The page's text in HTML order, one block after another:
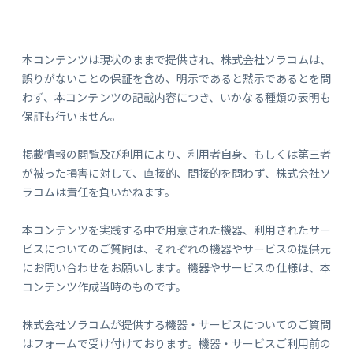
本コンテンツは現状のままで提供され、株式会社ソラコムは、
誤りがないことの保証を含め、明示であると黙示であるとを問
わず、本コンテンツの記載内容につき、いかなる種類の表明も
保証も行いません。
掲載情報の閲覧及び利用により、利用者自身、もしくは第三者
が被った損害に対して、直接的、間接的を問わず、株式会社ソ
ラコムは責任を負いかねます。
本コンテンツを実践する中で用意された機器、利用されたサー
ビスについてのご質問は、それぞれの機器やサービスの提供元
にお問い合わせをお願いします。機器やサービスの仕様は、本
コンテンツ作成当時のものです。
株式会社ソラコムが提供する機器・サービスについてのご質問
はフォームで受け付けております。機器・サービスご利用前の